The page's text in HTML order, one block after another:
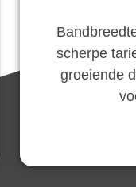
scherpe
groeiende